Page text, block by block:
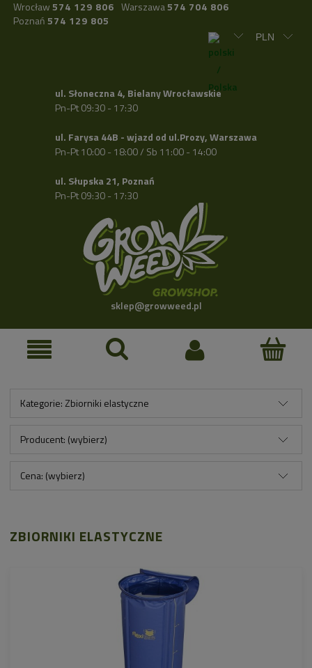
Wrocław 574 129 806 Warszawa574 704 806
Poznań 574 129 805
ul. Słoneczna 4, Bielany Wrocławskie
Pn-Pt 09:30 - 17:30
ul. Farysa 44B - wjazd od ul.Prozy, Warszawa
Pn-Pt 10:00 - 18:00 / Sb 11:00 - 14:00
ul. Słupska 21, Poznań
Pn-Pt 09:30 - 17:30
sklep@growweed.pl
Kategorie: Zbiorniki elastyczne
Producent: (wybierz)
Cena: (wybierz)
ZBIORNIKI ELASTYCZNE